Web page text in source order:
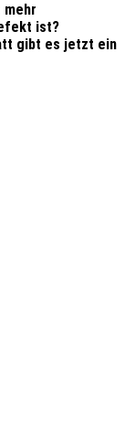
mehr
ist?
gibt es jetzt ein